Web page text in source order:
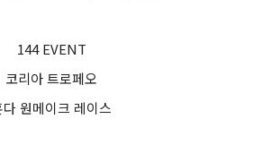
144 EVENT
코리아 트로페오
다 원메이크 레이스